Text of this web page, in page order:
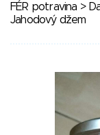
FÉR potravina >
Jahodový džem